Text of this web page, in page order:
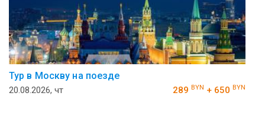
Тур в Москву на поезде
20.08.2026, чт 289 BYN + 650 BYN